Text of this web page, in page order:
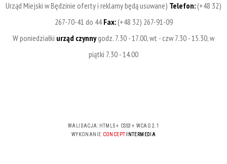
Urząd Miejski w Będzinie oferty i reklamy będą usuwane) Telefon:(+48 32)
267-70-41 do 44Fax:(+48 32) 267-91-09
W poniedziałki urząd czynnygodz. 7.30 - 17.00, wt - czw 7.30 - 15.30, w
piątki 7.30 - 14.00
WALIDACJA: HTML5+ CSS3 + WCAG 2.1
WYKONANIE CONCEPT INTERMEDIA